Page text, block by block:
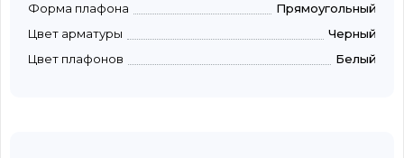
Форма плафона
Прямоугольный
Цвет арматуры
Черный
Цвет плафонов
Белый